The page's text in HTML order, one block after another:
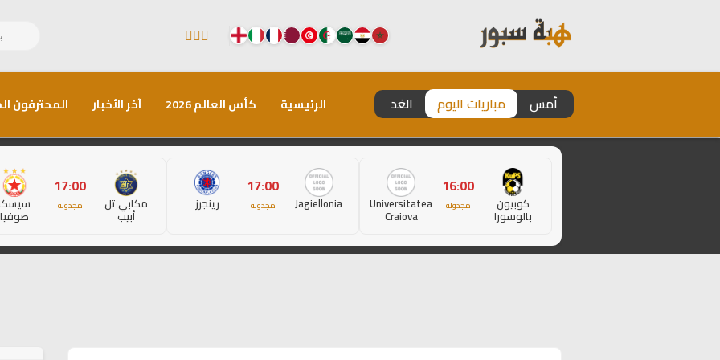
أمس مباريات اليوم الغد الرئيسية كأس العالم 2026 آخر الأخبار المحترفون
كوبيون
بالوسورا
16:00
مجدولة Universitatea
Craiova
Jagiellonia
17:00
مجدولة رينجرز مكابي تل
أبيب
17:00
مجدولة
صوفيا